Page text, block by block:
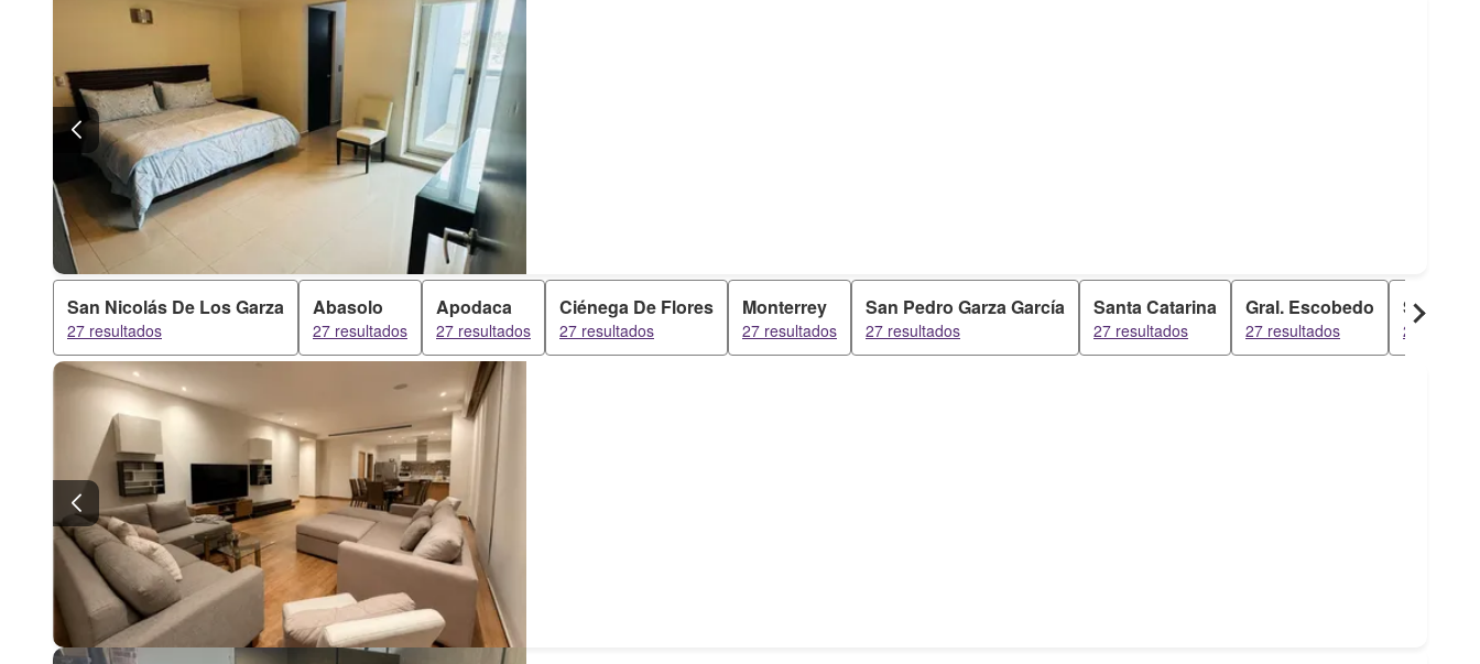
San Nicolás De Los Garza
27 resultados
Abasolo
27 resultados
Apodaca
27 resultados
Ciénega De Flores
27 resultados
Monterrey
27 resultados
San Pedro Garza García
27 resultados
Santa Catarina
27 resultados
Gral. Escobedo
27 resultados
Salinas
27